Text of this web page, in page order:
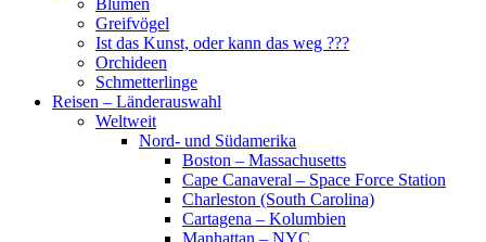
Blumen
Greifvögel
Ist das Kunst, oder kann das weg ???
Orchideen
Schmetterlinge
Reisen – Länderauswahl
Weltweit
Nord- und Südamerika
Boston – Massachusetts
Cape Canaveral – Space Force Station
Charleston (South Carolina)
Cartagena – Kolumbien
Manhattan – NYC